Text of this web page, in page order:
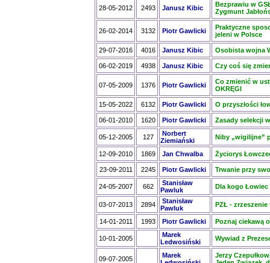
28-05-2012 2493 Janusz Kibic
Bezprawiu w
Zygmunt
26-02-2014 3132 Piotr Gawlicki
Praktyczne
jeleni w Polsce
29-07-2016 4016 Janusz Kibic Osobista wojna
06-02-2019 4938 Janusz Kibic Czy coś się
07-05-2009 1376 Piotr Gawlicki
Co zmienić w
OKRĘGI
15-05-2022 6132 Piotr Gawlicki O przyszłości
06-01-2010 1620 Piotr Gawlicki Zasady selekcji
05-12-2005 127
Norbert
Ziemiański
Niby „wigilijne”
12-09-2010 1869 Jan Chwalba Życiorys
23-09-2011 2245 Piotr Gawlicki Trwanie przy
24-05-2007 662
Stanisław
Pawluk
Dla kogo
03-07-2013 2894
Stanisław
Pawluk
PZŁ -
14-01-2011 1993 Piotr Gawlicki Poznaj ciekawą
10-01-2005
Marek
Ledwosiński
Wywiad z
09-07-2005
Marek
Jerzy